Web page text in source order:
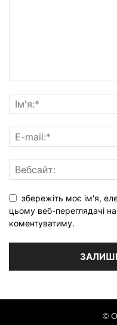
збережіть моє ім'я,
цьому веб-переглядачі
коментуватиму.
©